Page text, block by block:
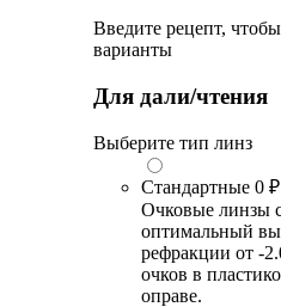
Введите рецепт,
варианты
Для дали/чтения
Выберите тип линз
Стандартные 0 ₽
Очковые линзы
оптимальный
рефракции от -
очков в
оправе.